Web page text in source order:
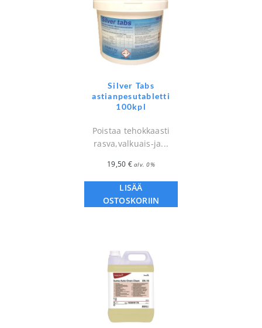
Silver Tabs
astianpesutabletti
100kpl
Poistaa tehokkaasti
rasva,valkuais-ja...
19,50 € alv. 0%
LISÄÄ
OSTOSKORIIN